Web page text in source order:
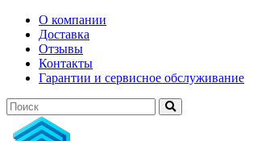
О компании
Доставка
Отзывы
Контакты
Гарантии и сервисное обслуживание